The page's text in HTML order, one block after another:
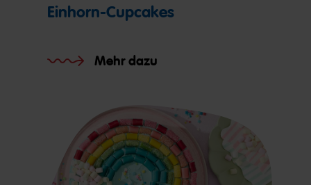
Einhorn-Cupcakes
Mehr dazu